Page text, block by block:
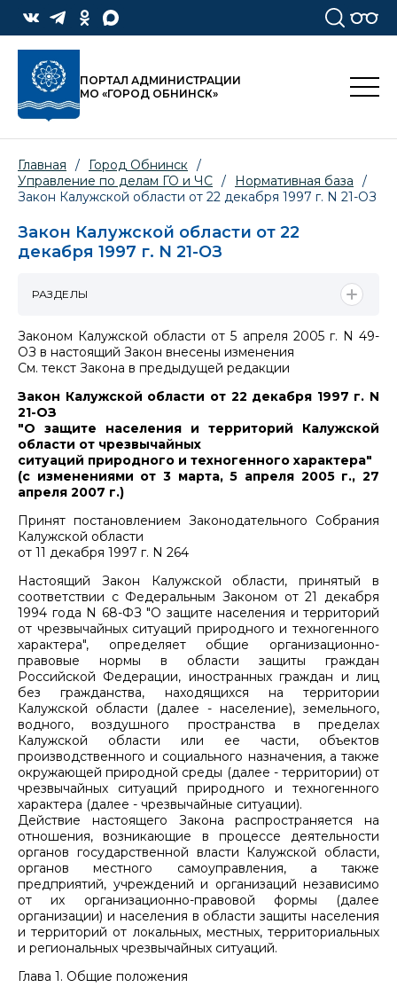
ПОРТАЛ АДМИНИСТРАЦИИ
МО «ГОРОД ОБНИНСК»
Главная / Город Обнинск /
Управление по делам ГО и ЧС / Нормативная база
/
Закон Калужской области от 22 декабря 1997 г. N 21-ОЗ
Закон Калужской области от 22
декабря 1997 г. N 21-ОЗ
Законом Калужской области от 5 апреля 2005 г. N 49-
ОЗ в настоящий Закон внесены изменения
См. текст Закона в предыдущей редакции
Закон Калужской области от 22 декабря 1997 г. N
21-ОЗ
"О защите населения и территорий Калужской
области от чрезвычайных
ситуаций природного и техногенного характера"
(с изменениями от 3 марта, 5 апреля 2005 г., 27
апреля 2007 г.)
Принят постановлением Законодательного Собрания
Калужской области
от 11 декабря 1997 г. N 264
Настоящий Закон Калужской области, принятый в
соответствии с Федеральным Законом от 21 декабря
1994 года N 68-ФЗ "О защите населения и территорий
от чрезвычайных ситуаций природного и техногенного
характера", определяет общие организационно-
правовые нормы в области защиты граждан
Российской Федерации, иностранных граждан и лиц
без гражданства, находящихся на территории
Калужской области (далее - население), земельного,
водного, воздушного пространства в пределах
Калужской области или ее части, объектов
производственного и социального назначения, а также
окружающей природной среды (далее - территории) от
чрезвычайных ситуаций природного и техногенного
характера (далее - чрезвычайные ситуации).
Действие настоящего Закона распространяется на
отношения, возникающие в процессе деятельности
органов государственной власти Калужской области,
органов местного самоуправления, а также
предприятий, учреждений и организаций независимо
от их организационно-правовой формы (далее
организации) и населения в области защиты населения
и территорий от локальных, местных, территориальных
и региональных чрезвычайных ситуаций.
Глава 1. Общие положения
РАЗДЕЛЫ